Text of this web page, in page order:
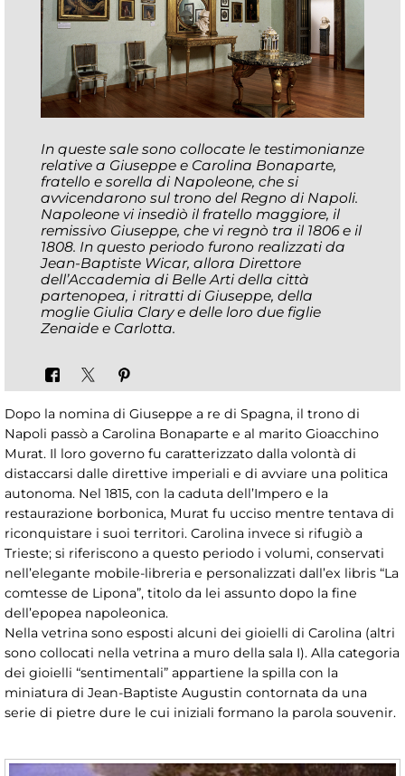
In queste sale sono collocate le testimonianze
relative a Giuseppe e Carolina Bonaparte,
fratello e sorella di Napoleone, che si
avvicendarono sul trono del Regno di Napoli.
Napoleone vi insediò il fratello maggiore, il
remissivo Giuseppe, che vi regnò tra il 1806 e il
1808. In questo periodo furono realizzati da
Jean-Baptiste Wicar, allora Direttore
dell’Accademia di Belle Arti della città
partenopea, i ritratti di Giuseppe, della
moglie Giulia Clary e delle loro due figlie
Zenaide e Carlotta.
Dopo la nomina di Giuseppe a re di Spagna, il trono di
Napoli passò a Carolina Bonaparte e al marito Gioacchino
Murat. Il loro governo fu caratterizzato dalla volontà di
distaccarsi dalle direttive imperiali e di avviare una politica
autonoma. Nel 1815, con la caduta dell’Impero e la
restaurazione borbonica, Murat fu ucciso mentre tentava di
riconquistare i suoi territori. Carolina invece si rifugiò a
Trieste; si riferiscono a questo periodo i volumi, conservati
nell’elegante mobile-libreria e personalizzati dall’ex libris “La
comtesse de Lipona”, titolo da lei assunto dopo la fine
dell’epopea napoleonica.
Nella vetrina sono esposti alcuni dei gioielli di Carolina (altri
sono collocati nella vetrina a muro della sala I). Alla categoria
dei gioielli “sentimentali” appartiene la spilla con la
miniatura di Jean-Baptiste Augustin contornata da una
serie di pietre dure le cui iniziali formano la parola souvenir.